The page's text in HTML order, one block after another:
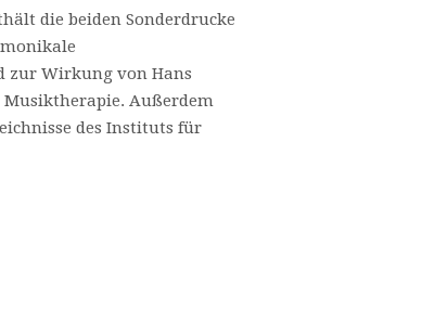
die beiden Sonderdrucke
zur Wirkung von Hans
Außerdem
des Instituts für